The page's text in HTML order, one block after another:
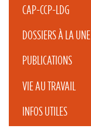
CAP-CCP-LDG
DOSSIERS À LA UNE
PUBLICATIONS
VIE AU TRAVAIL
INFOS UTILES